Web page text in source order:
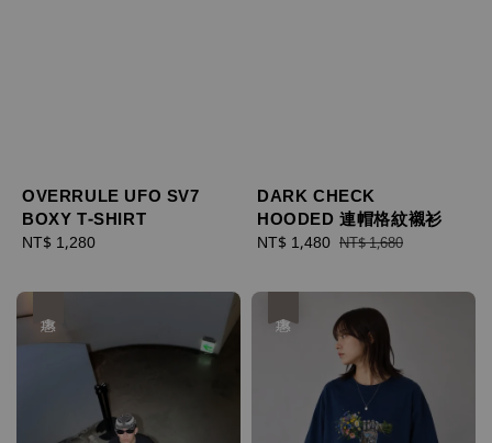
OVERRULE UFO SV7
BOXY T-SHIRT
Regular
NT$ 1,280
DARK CHECK
HOODED 連帽格紋襯衫
Sale
NT$ 1,480 Regular
NT$ 1,680